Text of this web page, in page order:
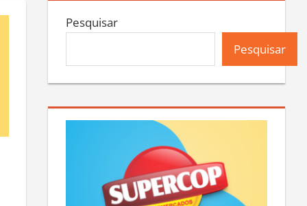
Pesquisar
Pesquisar